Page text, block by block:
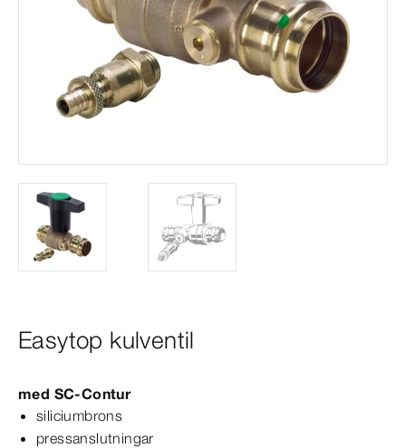
Easytop kulventil
med SC‑Contur
siliciumbrons
pressanslutningar